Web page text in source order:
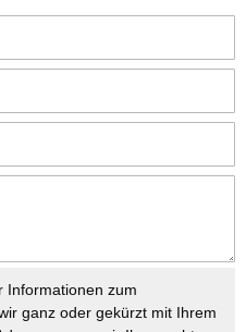
Informationen zum
ganz oder gekürzt mit Ihrem